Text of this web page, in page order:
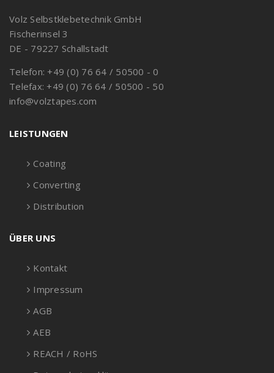
Volz Selbstklebetechnik GmbH
Fischerinsel 3
DE - 79227 Schallstadt
Telefon: +49 (0) 76 64 / 50500 - 0
Telefax: +49 (0) 76 64 / 50500 - 50
info@volztapes.com
LEISTUNGEN
Coating
Converting
Distribution
ÜBER UNS
Kontakt
Impressum
AGB
AEB
REACH / RoHS